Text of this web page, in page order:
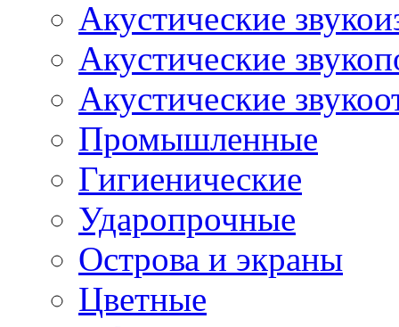
Акустические
Акустические
Акустические
Промышленные
Гигиенические
Ударопрочные
Острова и экраны
Цветные